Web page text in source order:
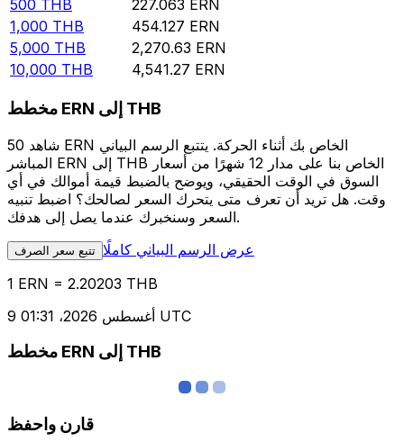
500 THB 227.063 ERN
1,000 THB 454.127 ERN
5,000 THB 2,270.63 ERN
10,000 THB 4,541.27 ERN
مخطط ERN إلى THB
شاهد 50 ERN الخاص بك أثناء الحركة. يتتبع الرسم البياني
المباشر ERN إلى THB الخاص بنا على مدار 12 شهرًا من أسعار
السوق في الوقت الحقيقي، ويوضح بالضبط قيمة أموالك في أي
وقت. هل تريد أن تعرف متى يتحرك السعر لصالحك؟ اضبط تنبيه
السعر وسنخبرك عندما يصل إلى هدفك.
تتبع سعر الصرف عرض الرسم البياني كاملًا
1 ERN = 2.20203 THB
9 أغسطس 2026، 01:31 UTC
مخطط ERN إلى THB
قارن واحفظ